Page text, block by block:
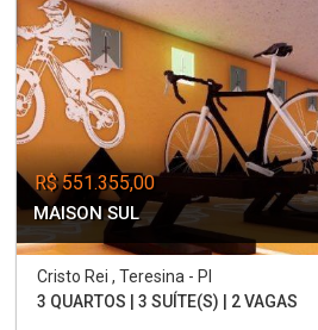
R$ 551.355,00
MAISON SUL
Cristo Rei , Teresina - PI
3 QUARTOS | 3 SUÍTE(S) | 2 VAGAS